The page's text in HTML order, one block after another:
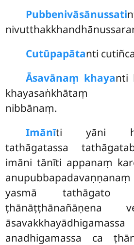
Pubbenivāsānussati
Cutūpapātanti
Āsavānaṃ khayanti
khayasaṅkhātaṃ
nibbānaṃ.
Imānīti yāni
tathāgatassa
imāni tānīti appanaṃ
yasmā tathāgato
ṭhānāṭṭhānañāṇena
anadhigamassa ca